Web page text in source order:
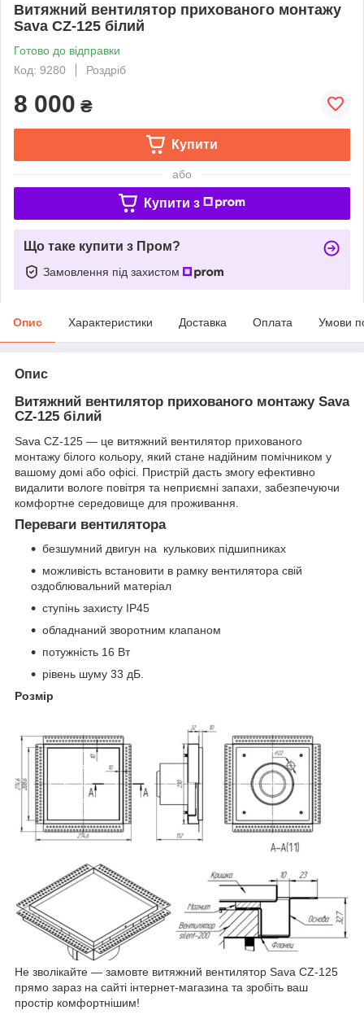
Витяжний вентилятор прихованого монтажу
Sava CZ-125 білий
Готово до відправки
Код: 9280
Роздріб
8 000 ₴
Купити
або
Купити з
Що таке купити з Пром?
Замовлення під захистом
Опис Характеристики Доставка Оплата Умови
Опис
Витяжний вентилятор прихованого монтажу Sava
CZ-125 білий
Sava CZ-125 — це витяжний вентилятор прихованого
монтажу білого кольору, який стане надійним помічником у
вашому домі або офісі. Пристрій дасть змогу ефективно
видалити вологе повітря та неприємні запахи, забезпечуючи
комфортне середовище для проживання.
Переваги вентилятора
безшумний двигун на кулькових підшипниках
можливість встановити в рамку вентилятора свій
оздоблювальний матеріал
ступінь захисту IP45
обладнаний зворотним клапаном
потужність 16 Вт
рівень шуму 33 дБ.
Розмір
Не зволікайте — замовте витяжний вентилятор Sava CZ-125
прямо зараз на сайті інтернет-магазина та зробіть ваш
простір комфортнішим!